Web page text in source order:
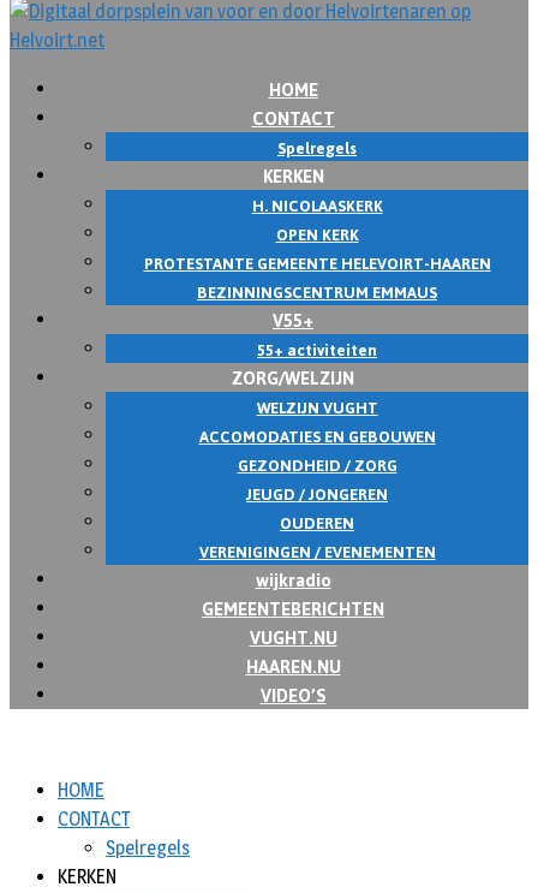
HOME
CONTACT
Spelregels
KERKEN
H. NICOLAASKERK
OPEN KERK
PROTESTANTE GEMEENTE HELEVOIRT-HAAREN
BEZINNINGSCENTRUM EMMAUS
V55+
55+ activiteiten
ZORG/WELZIJN
WELZIJN VUGHT
ACCOMODATIES EN GEBOUWEN
GEZONDHEID / ZORG
JEUGD / JONGEREN
OUDEREN
VERENIGINGEN / EVENEMENTEN
wijkradio
GEMEENTEBERICHTEN
VUGHT.NU
HAAREN.NU
VIDEO’S
HOME
CONTACT
Spelregels
KERKEN